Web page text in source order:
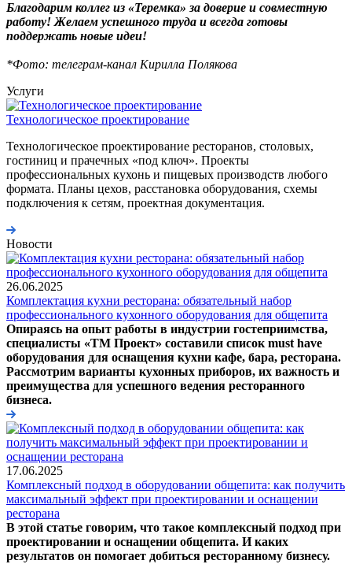
Благодарим коллег из «Теремка» за доверие и совместную
работу! Желаем успешного труда и всегда готовы
поддержать новые идеи!
*Фото: телеграм-канал Кирилла Полякова
Услуги
Технологическое проектирование
Технологическое проектирование ресторанов, столовых,
гостиниц и прачечных «под ключ». Проекты
профессиональных кухонь и пищевых производств любого
формата. Планы цехов, расстановка оборудования, схемы
подключения к сетям, проектная документация.
Новости
26.06.2025
Комплектация кухни ресторана: обязательный набор
профессионального кухонного оборудования для общепита
Опираясь на опыт работы в индустрии гостеприимства,
специалисты «ТМ Проект» составили список must have
оборудования для оснащения кухни кафе, бара, ресторана.
Рассмотрим варианты кухонных приборов, их важность и
преимущества для успешного ведения ресторанного
бизнеса.
17.06.2025
Комплексный подход в оборудовании общепита: как получить
максимальный эффект при проектировании и оснащении
ресторана
В этой статье говорим, что такое комплексный подход при
проектировании и оснащении общепита. И каких
результатов он помогает добиться ресторанному бизнесу.